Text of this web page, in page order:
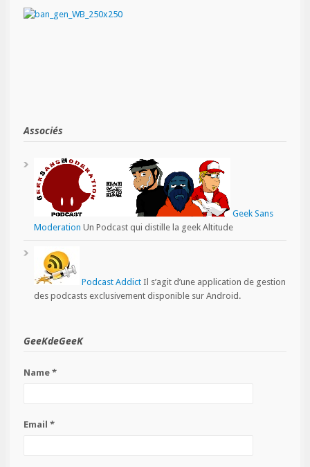
Associés
Geek Sans
Moderation Un Podcast qui distille la geek Altitude
Podcast Addict Il s’agit d’une application de gestion
des podcasts exclusivement disponible sur Android.
GeeKdeGeeK
Name *
Email *